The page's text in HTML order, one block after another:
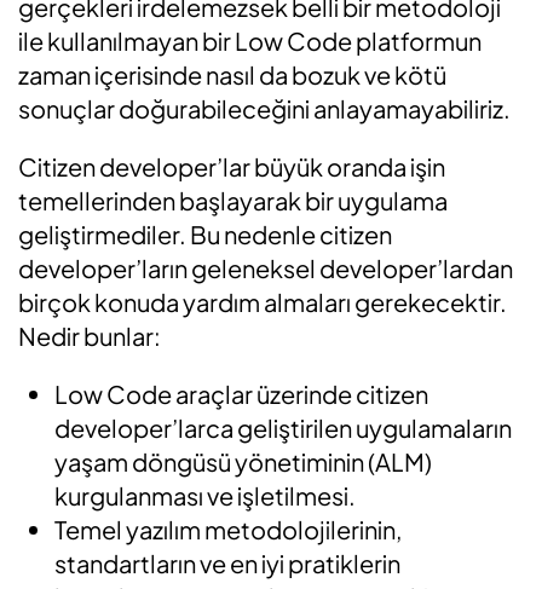
gerçekleri irdelemezsek belli bir metodoloji
ile kullanılmayan bir Low Code platformun
zaman içerisinde nasıl da bozuk ve kötü
sonuçlar doğurabileceğini anlayamayabiliriz.
Citizen developer’lar büyük oranda işin
temellerinden başlayarak bir uygulama
geliştirmediler. Bu nedenle citizen
developer’ların geleneksel developer’lardan
birçok konuda yardım almaları gerekecektir.
Nedir bunlar:
Low Code araçlar üzerinde citizen
developer’larca geliştirilen uygulamaların
yaşam döngüsü yönetiminin (ALM)
kurgulanması ve işletilmesi.
Temel yazılım metodolojilerinin,
standartların ve en iyi pratiklerin